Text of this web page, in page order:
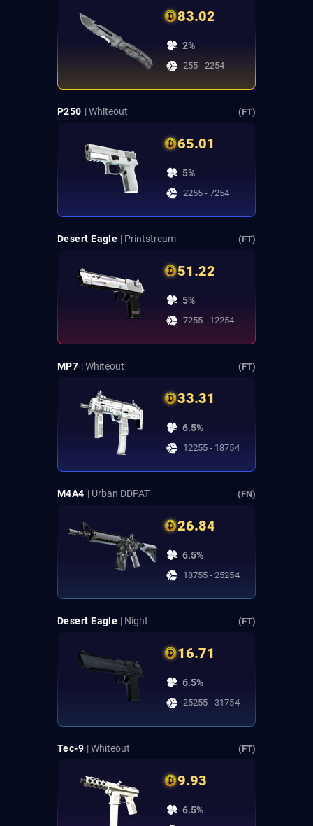
83.02
2%
255 - 2254
P250 | Whiteout (FT)
65.01
5%
2255 - 7254
Desert Eagle | Printstream (FT)
51.22
5%
7255 - 12254
MP7 | Whiteout (FT)
33.31
6.5%
12255 - 18754
M4A4 | Urban DDPAT (FN)
26.84
6.5%
18755 - 25254
Desert Eagle | Night (FT)
16.71
6.5%
25255 - 31754
Tec-9 | Whiteout (FT)
9.93
6.5%